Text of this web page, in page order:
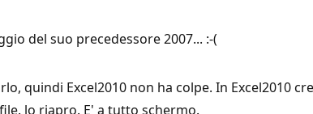
del suo precedessore 2007... :-(
quindi Excel2010 non ha colpe. In Excel2010
lo riapro. E' a tutto schermo.